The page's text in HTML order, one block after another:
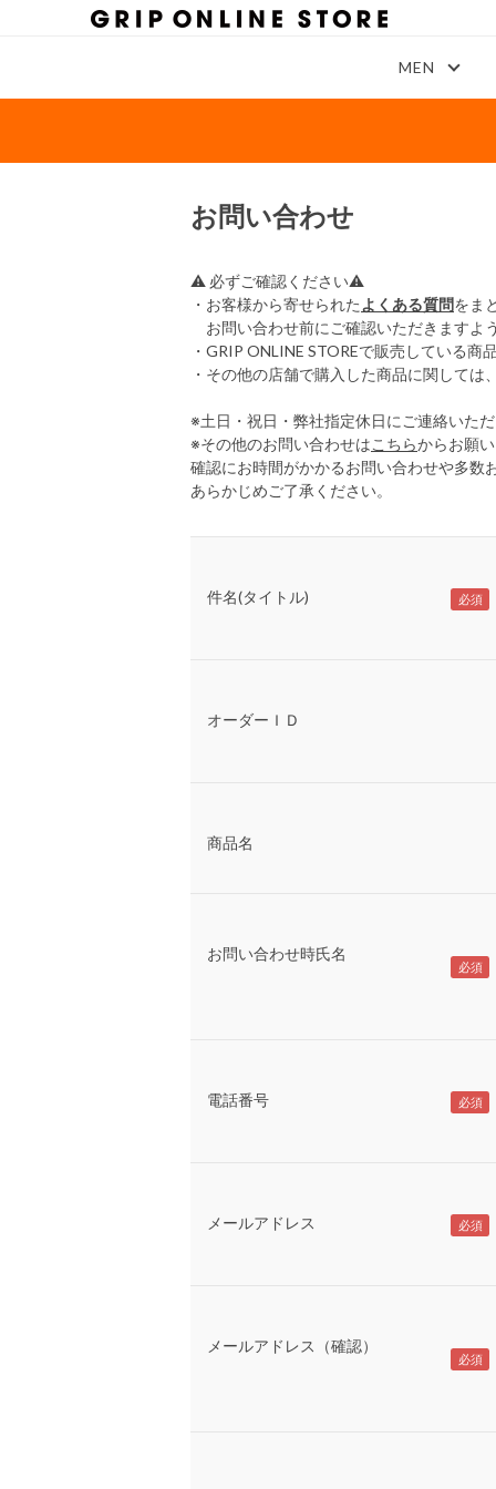
MEN
お問い合わせ
⚠ 必ずご確認ください⚠
・お客様から寄せられた よくある質問をま
お問い合わせ前にご確認いただきますよ
・GRIP ONLINE STOREで販売している
・その他の店舗で購入した商品に関して
※土日・祝日・弊社指定休日にご連絡いた
※その他のお問い合わせはこちらからお願
確認にお時間がかかるお問い合わせや多数
あらかじめご了承ください。
件名(タイトル)
オーダーＩＤ
商品名
お問い合わせ時氏名
電話番号
メールアドレス
メールアドレス（確認）